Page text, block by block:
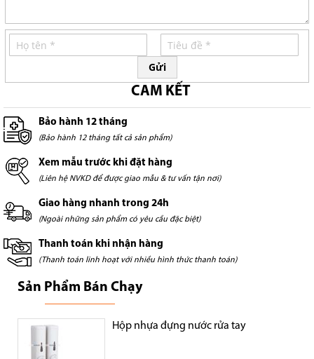
Gửi
CAM KẾT
Bảo hành 12 tháng
(Bảo hành 12 tháng tất cả sản phẩm)
Xem mẫu trước khi đặt hàng
(Liên hệ NVKD để được giao mẫu & tư vấn tận nơi)
Giao hàng nhanh trong 24h
(Ngoài những sản phẩm có yêu cầu đặc biệt)
Thanh toán khi nhận hàng
(Thanh toán linh hoạt với nhiều hình thức thanh toán)
Sản Phẩm Bán Chạy
Hộp nhựa đựng nước rửa tay